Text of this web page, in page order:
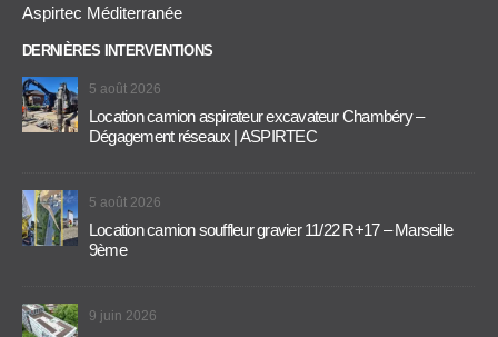
Aspirtec Méditerranée
DERNIÈRES INTERVENTIONS
5 août 2026
Location camion aspirateur excavateur Chambéry –
Dégagement réseaux | ASPIRTEC
5 août 2026
Location camion souffleur gravier 11/22 R+17 – Marseille
9ème
9 juin 2026